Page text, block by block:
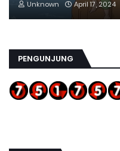
Unknown April 17, 2024
PENGUNJUNG